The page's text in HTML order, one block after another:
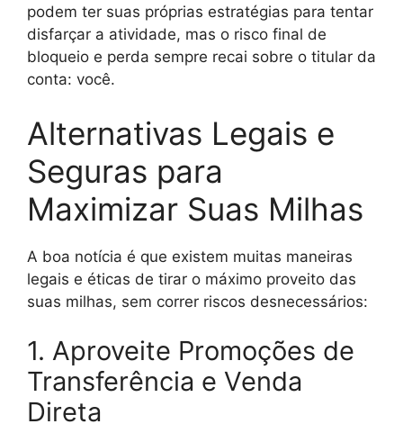
podem ter suas próprias estratégias para tentar
disfarçar a atividade, mas o risco final de
bloqueio e perda sempre recai sobre o titular da
conta: você.
Alternativas Legais e
Seguras para
Maximizar Suas Milhas
A boa notícia é que existem muitas maneiras
legais e éticas de tirar o máximo proveito das
suas milhas, sem correr riscos desnecessários:
1. Aproveite Promoções de
Transferência e Venda
Direta